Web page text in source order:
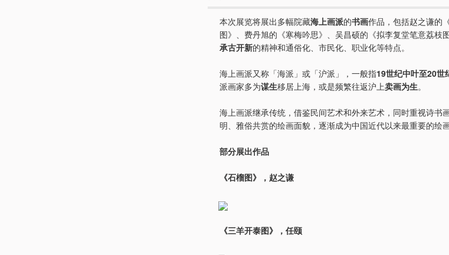
本次展览将展出多幅院藏海上画派的书画作品，包括赵之谦的
图》、费丹旭的《寒梅吟思》、吴昌硕的《拟李复堂笔意荔枝
承古开新的精神和通俗化、市民化、职业化等特点。
海上画派又称「海派」或「沪派」，一般指19世纪中叶至20世
派画家多为谋生移居上海，或是频繁往返沪上卖画为生。
海上画派继承传统，借鉴民间艺术和外来艺术，同时重视诗书
明、雅俗共赏的绘画面貌，逐渐成为中国近代以来最重要的绘画
部分展出作品
《石榴图》，赵之谦
《三羊开泰图》，任颐